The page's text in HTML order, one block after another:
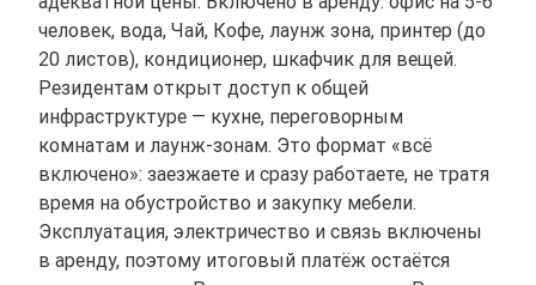
человек, вода, Чай, Кофе, лаунж зона, принтер (до
20 листов), кондиционер, шкафчик для вещей.
Резидентам открыт доступ к общей
инфраструктуре — кухне, переговорным
комнатам и лаунж-зонам. Это формат «всё
включено»: заезжаете и сразу работаете, не тратя
время на обустройство и закупку мебели.
Эксплуатация, электричество и связь включены
в аренду, поэтому итоговый платёж остаётся